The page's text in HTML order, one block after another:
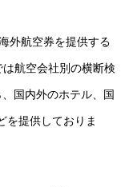
外航空券を提供する
航空会社別の横断検
国内外のホテル、国
を提供しておりま